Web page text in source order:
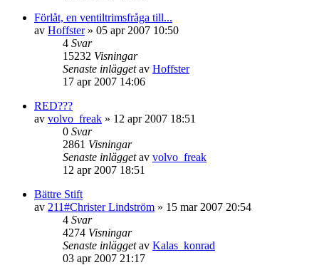
Förlåt, en ventiltrimsfråga till...
av Hoffster» 05 apr 2007 10:50
4 Svar
15232 Visningar
Senaste inläggetav Hoffster
17 apr 2007 14:06
RED???
av volvo_freak » 12 apr 2007 18:51
0 Svar
2861 Visningar
Senaste inläggetav volvo_freak
12 apr 2007 18:51
Bättre Stift
av 211#Christer Lindström » 15 mar 2007 20:54
4 Svar
4274 Visningar
Senaste inläggetav Kalas_konrad
03 apr 2007 21:17